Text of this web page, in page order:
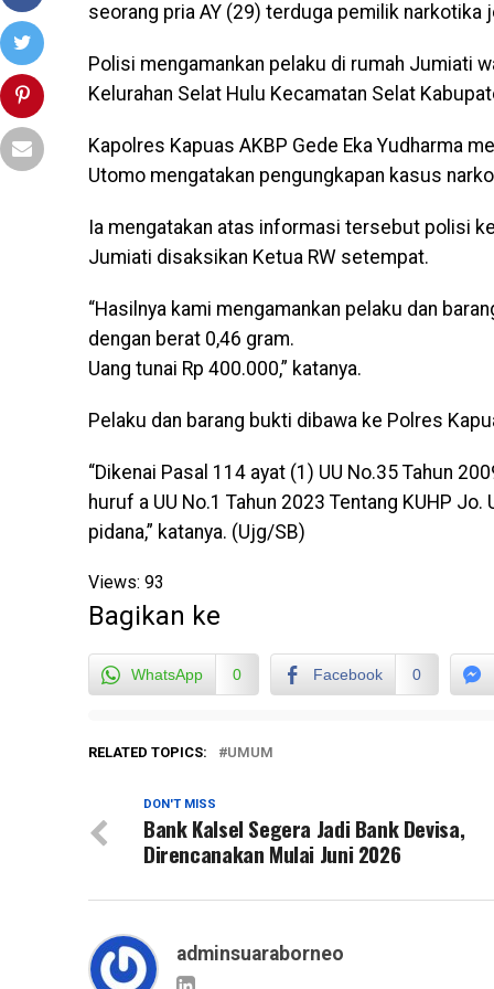
seorang pria AY (29) terduga pemilik narkotika
Polisi mengamankan pelaku di rumah Jumiati
Kelurahan Selat Hulu Kecamatan Selat
Kapolres Kapuas AKBP Gede Eka Yudharma
Utomo mengatakan pengungkapan kasus
Ia mengatakan atas informasi tersebut polisi
Jumiati disaksikan Ketua RW setempat.
“Hasilnya kami mengamankan pelaku dan
dengan berat 0,46 gram.
Uang tunai Rp 400.000,” katanya.
Pelaku dan barang bukti dibawa ke Polres
“Dikenai Pasal 114 ayat (1) UU No.35 Tahun
huruf a UU No.1 Tahun 2023 Tentang KUHP
pidana,” katanya. (Ujg/SB)
Views: 93
Bagikan ke
WhatsApp 0 Facebook 0
RELATED TOPICS: UMUM
DON'T MISS
Bank Kalsel Segera Jadi Bank Devisa,
Direncanakan Mulai Juni 2026
adminsuaraborneo